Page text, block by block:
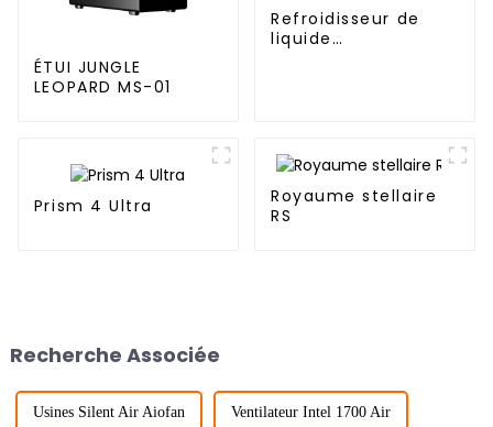
ÉTUI JUNGLE
LEOPARD MS-01
Refroidisseur de
liquide
Prism 4 Ultra
Royaume stellaire
RS
Recherche Associée
Usines Silent Air Aiofan Ventilateur Intel 1700 Air